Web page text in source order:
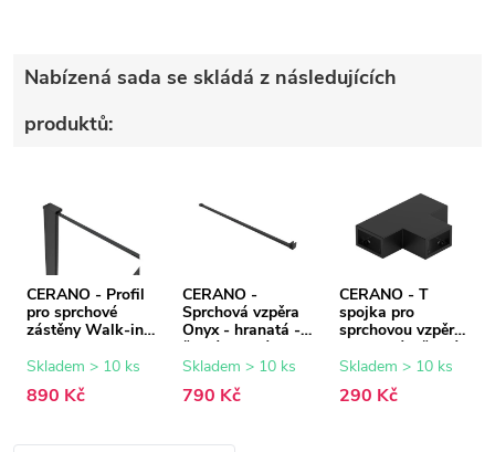
Nabízená sada se skládá z následujících
produktů:
CERANO - Profil
pro sprchové
zástěny Walk-in
černá matná - 15
Skladem > 10 ks
890 Kč
CERANO -
Sprchová vzpěra
Onyx - hranatá -
černá matná -
150 cm
Skladem > 10 ks
790 Kč
CERANO - T
spojka pro
sprchovou vzpěru
- hranatá - černá
matná
Skladem > 10 ks
290 Kč